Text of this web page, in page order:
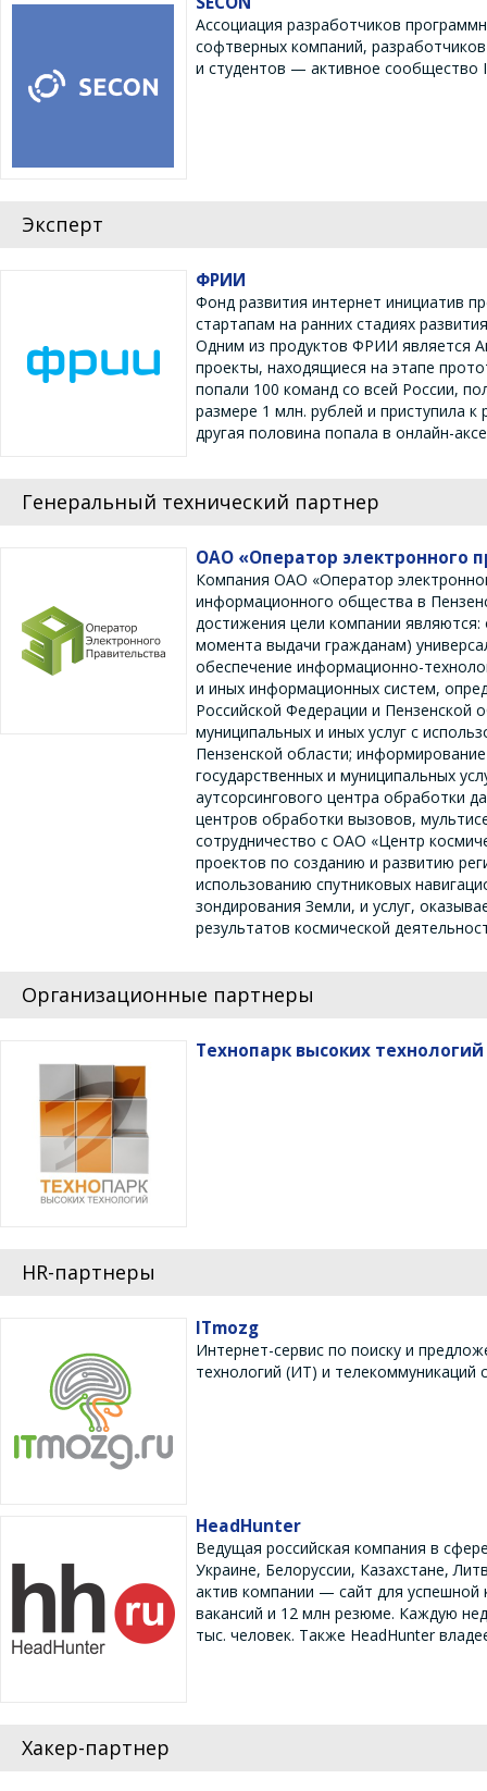
Ассоциация разработчиков
софтверных компаний,
и студентов — активное сообщество
Эксперт
ФРИИ
Фонд развития интернет инициатив
стартапам на ранних стадиях
Одним из продуктов ФРИИ является
проекты, находящиеся на этапе
попали 100 команд со всей России,
размере 1 млн. рублей и приступила
другая половина попала в онлайн-
Генеральный технический партнер
ОАО «Оператор электронного
Компания ОАО «Оператор
информационного общества в
достижения цели компании
момента выдачи гражданам)
обеспечение информационно-
и иных информационных систем,
Российской Федерации и Пензенской
муниципальных и иных услуг с
Пензенской области;
государственных и муниципальных
аутсорсингового центра обработки
центров обработки вызовов,
сотрудничество с ОАО «Центр
проектов по созданию и развитию
использованию спутниковых
зондирования Земли, и услуг,
результатов космической
Организационные партнеры
Технопарк высоких
HR-партнеры
ITmozg
Интернет-сервис по поиску и
технологий (ИТ) и телекоммуникаций
HeadHunter
Ведущая российская компания в
Украине, Белоруссии, Казахстане,
актив компании — сайт для
вакансий и 12 млн резюме. Каждую
тыс. человек. Также HeadHunter
Хакер-партнер